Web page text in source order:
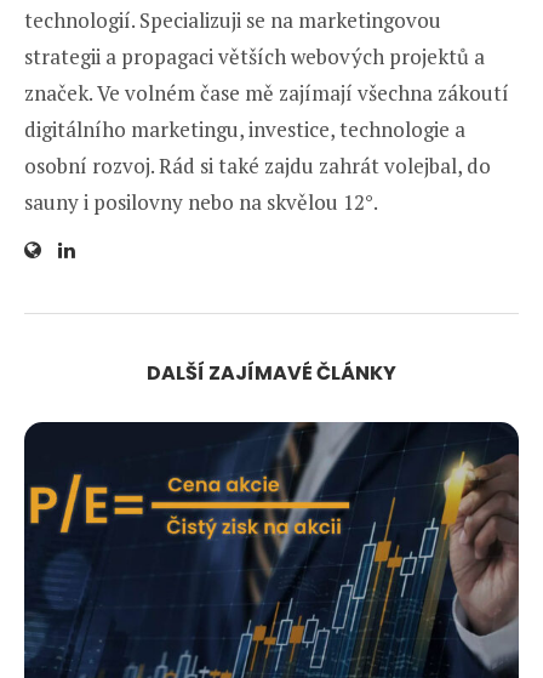
technologií. Specializuji se na marketingovou
strategii a propagaci větších webových projektů a
značek. Ve volném čase mě zajímají všechna zákoutí
digitálního marketingu, investice, technologie a
osobní rozvoj. Rád si také zajdu zahrát volejbal, do
sauny i posilovny nebo na skvělou 12°.
DALŠÍ ZAJÍMAVÉ ČLÁNKY